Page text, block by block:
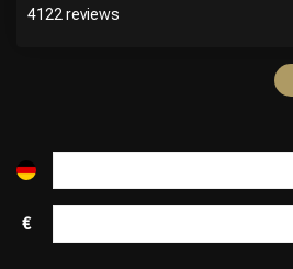
4122 reviews
€